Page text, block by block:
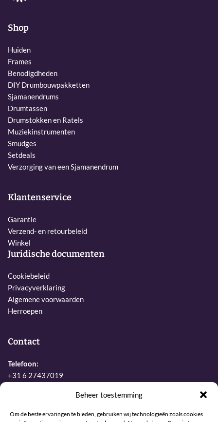
Beheer toestemming
Om de beste ervaringen te bieden, gebruiken wij technologieën zoals cookies
Shop
Huiden
Frames
Benodigdheden
DIY Drumbouwpakketten
Sjamanendrums
Drumtassen
Drumstokken en Ratels
Muziekinstrumenten
Smudges
Setdeals
Verzorging van een Sjamanendrum
Klantenservice
Garantie
Verzend- en retourbeleid
Winkel
Juridische documenten
Cookiebeleid
Privacyverklaring
Algemene voorwaarden
Herroepen
Contact
Telefoon:
+31 6 27437019